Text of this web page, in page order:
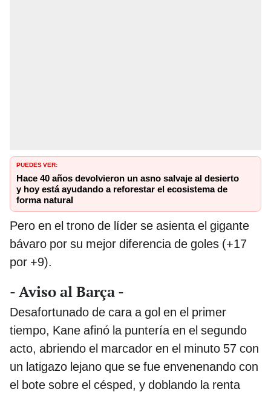
PUEDES VER:
Hace 40 años devolvieron un asno salvaje al desierto
y hoy está ayudando a reforestar el ecosistema de
forma natural
Pero en el trono de líder se asienta el gigante
bávaro por su mejor diferencia de goles (+17
por +9).
- Aviso al Barça -
Desafortunado de cara a gol en el primer
tiempo, Kane afinó la puntería en el segundo
acto, abriendo el marcador en el minuto 57 con
un latigazo lejano que se fue envenenando con
el bote sobre el césped, y doblando la renta